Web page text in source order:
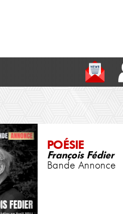
POÉSIE
François Fédier
Bande Annonce